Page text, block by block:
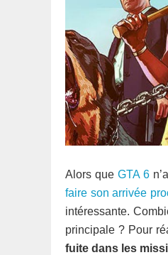
Alors que GTA 6
faire son arrivée
intéressante.
principale ? Pour
fuite dans les